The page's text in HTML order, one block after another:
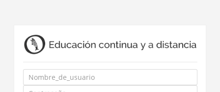
contenido
principal
Nombre_de_usuario
Contraseña